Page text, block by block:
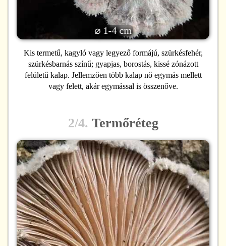
Kis termetű, kagyló vagy legyező formájú, szürkésfehér,
szürkésbarnás színű; gyapjas, borostás, kissé zónázott
felületű kalap. Jellemzően több kalap nő egymás mellett
vagy felett, akár egymással is összenőve.
⌀ 1-4 cm
2/4. Termőréteg